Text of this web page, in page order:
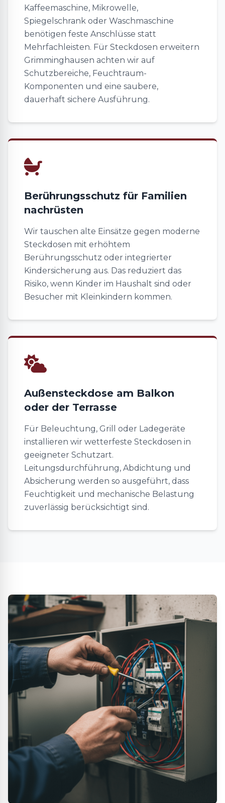
Kaffeemaschine, Mikrowelle,
Spiegelschrank oder Waschmaschine
benötigen feste Anschlüsse statt
Mehrfachleisten. Für Steckdosen erweitern
Grimminghausen achten wir auf
Schutzbereiche, Feuchtraum-
Komponenten und eine saubere,
dauerhaft sichere Ausführung.
Berührungsschutz für Familien
nachrüsten
Wir tauschen alte Einsätze gegen moderne
Steckdosen mit erhöhtem
Berührungsschutz oder integrierter
Kindersicherung aus. Das reduziert das
Risiko, wenn Kinder im Haushalt sind oder
Besucher mit Kleinkindern kommen.
Außensteckdose am Balkon
oder der Terrasse
Für Beleuchtung, Grill oder Ladegeräte
installieren wir wetterfeste Steckdosen in
geeigneter Schutzart.
Leitungsdurchführung, Abdichtung und
Absicherung werden so ausgeführt, dass
Feuchtigkeit und mechanische Belastung
zuverlässig berücksichtigt sind.